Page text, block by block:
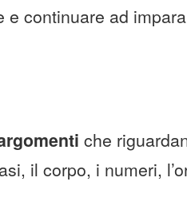
e continuare ad
che
il corpo, i numeri,